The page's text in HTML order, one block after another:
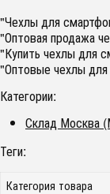
"Чехлы для
"Оптовая продажа
"Купить чехлы для
"Оптовые чехлы
Категории:
Склад Москва
Теги:
Категория товара